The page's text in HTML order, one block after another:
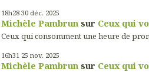
18h28 30 déc. 2025
Michèle Pambrun sur Ceux qui
Ceux qui consomment une heure de
16h31 25 nov. 2025
Michèle Pambrun sur Ceux qui